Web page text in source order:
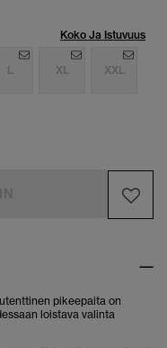
Koko Ja Istuvuus
L XL XXL
pikeepaita on
loistava valinta